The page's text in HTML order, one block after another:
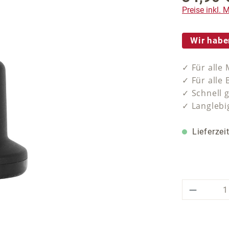
Preise inkl.
Wir
✓ Für alle
✓ Für alle
✓ Schnell
✓